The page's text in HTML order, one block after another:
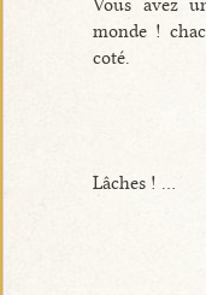
Vous avez
monde !
coté.
Lâches ! ...